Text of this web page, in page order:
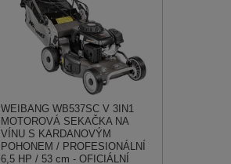
WEIBANG WB537SC V 3IN1
MOTOROVÁ SEKAČKA NA
VÍNU S KARDANOVÝM
POHONEM / PROFESIONÁLNÍ
6,5 HP / 53 cm - OFICIÁLNÍ